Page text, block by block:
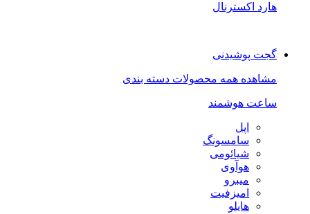
هارد اکسترنال
گجت پوشیدنی
مشاهده همه محصولات دسته بندی
ساعت هوشمند
اپل
سامسونگ
شیائومی
هوآوی
میبرو
امیزفیت
هایلو